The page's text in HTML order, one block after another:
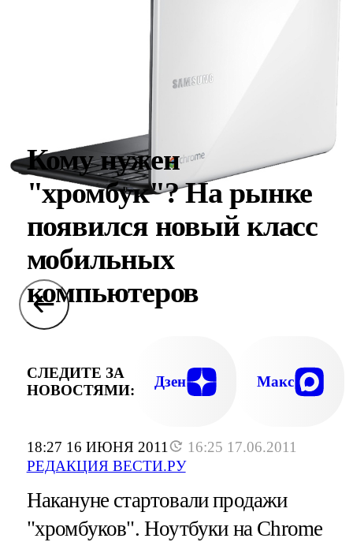
18:27 16 ИЮНЯ 2011
16:25 17.06.2011
РЕДАКЦИЯ ВЕСТИ.РУ
Кому нужен
"хромбук"? На рынке
появился новый класс
мобильных
компьютеров
СЛЕДИТЕ ЗА
НОВОСТЯМИ:
Дзен Макс
Накануне стартовали продажи
"хромбуков". Ноутбуки на Chrome